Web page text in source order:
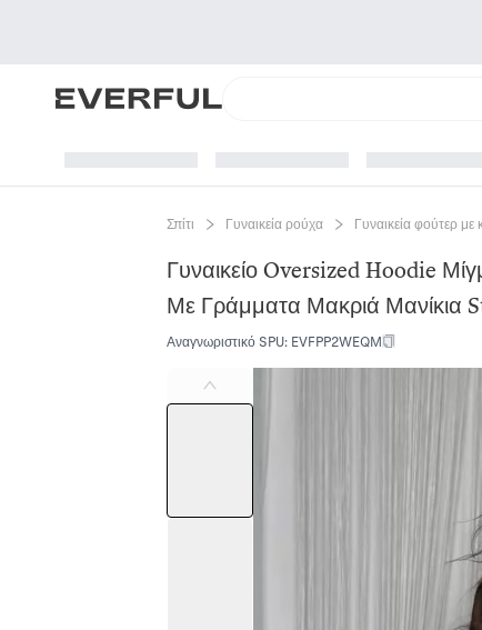
Σπίτι Γυναικεία ρούχα Γυναικεία φούτερ
Γυναικείο Oversized Hoodie
Με Γράμματα Μακριά Μανίκια
Αναγνωριστικό SPU: EVFPP2WEQM